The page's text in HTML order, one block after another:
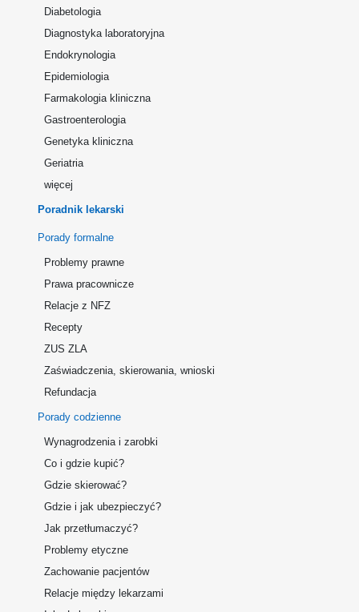
Diabetologia
Diagnostyka laboratoryjna
Endokrynologia
Epidemiologia
Farmakologia kliniczna
Gastroenterologia
Genetyka kliniczna
Geriatria
więcej
Poradnik lekarski
Porady formalne
Problemy prawne
Prawa pracownicze
Relacje z NFZ
Recepty
ZUS ZLA
Zaświadczenia, skierowania, wnioski
Refundacja
Porady codzienne
Wynagrodzenia i zarobki
Co i gdzie kupić?
Gdzie skierować?
Gdzie i jak ubezpieczyć?
Jak przetłumaczyć?
Problemy etyczne
Zachowanie pacjentów
Relacje między lekarzami